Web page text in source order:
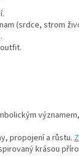
(srdce, strom
propojení a růstu.
krásou